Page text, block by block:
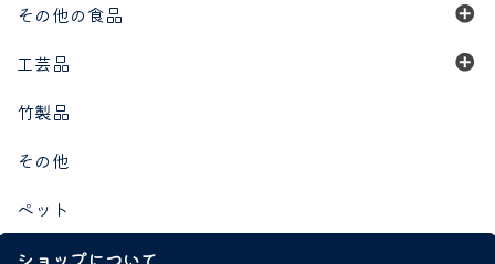
その他の食品
工芸品
竹製品
その他
ペット